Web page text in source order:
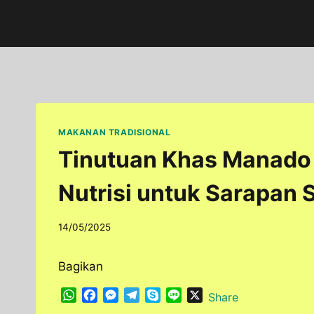
content
MAKANAN TRADISIONAL
Tinutuan Khas
Nutrisi untuk Sarapan
By
14/05/2025
Bagikan
W
M
XShare